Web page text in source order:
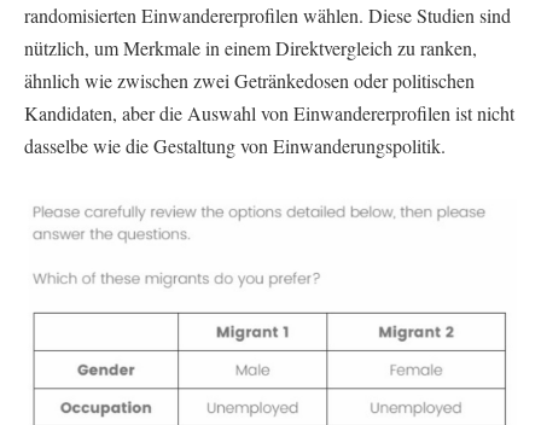
randomisierten Einwandererprofilen wählen. Diese Studien sind
nützlich, um Merkmale in einem Direktvergleich zu ranken,
ähnlich wie zwischen zwei Getränkedosen oder politischen
Kandidaten, aber die Auswahl von Einwandererprofilen ist nicht
dasselbe wie die Gestaltung von Einwanderungspolitik.